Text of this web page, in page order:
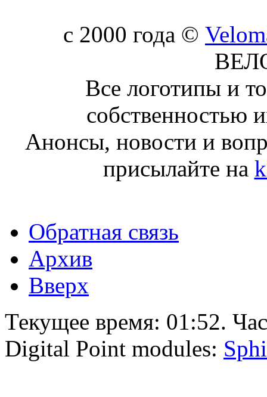
c 2000 года ©
Все логотипы и
собственностью
Анонсы, новости и
присылайте на
Обратная связь
Архив
Вверх
Текущее время: 01:52.
Digital Point modules: